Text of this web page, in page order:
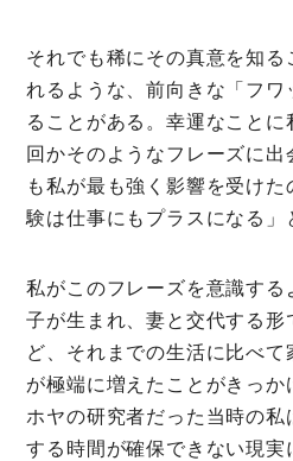
プライバシーポリシ
それでも稀にその真意を知る
れるような、前向きな「フワ
ることがある。幸運なこと
回かそのようなフレーズに
も私が最も強く影響を受け
験は仕事にもプラスになる」
私がこのフレーズを意識す
子が生まれ、妻と交代する形
ど、それまでの生活に比べ
が極端に増えたことがきっ
ホヤの研究者だった当時の
する時間が確保できない現実